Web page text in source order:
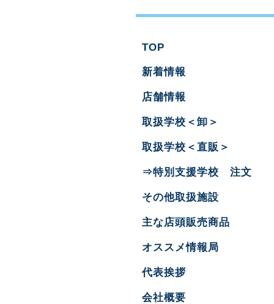
TOP
新着情報
店舗情報
取扱学校＜卸＞
取扱学校＜直販＞
⇒特別支援学校 注文
その他取扱施設
主な店頭販売商品
オススメ情報局
代表挨拶
会社概要